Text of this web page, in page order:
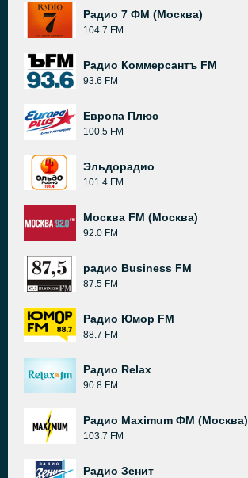
Радио 7 ФМ (Москва)
104.7 FM
Радио Коммерсантъ FM
93.6 FM
Европа Плюс
100.5 FM
Эльдорадио
101.4 FM
Москва FM (Москва)
92.0 FM
радио Business FM
87.5 FM
Радио Юмор FM
88.7 FM
Радио Relax
90.8 FM
Радио Maximum ФМ (Москва)
103.7 FM
Радио Зенит